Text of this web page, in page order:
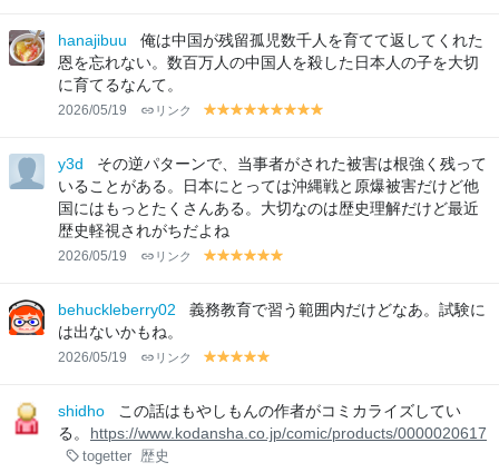
lo
w
lo
w
lo
w
lo
w
lo
w
lo
w
lo
w
lo
w
lo
w
lo
w
lo
w
hanajibuu
俺は中国が残留孤児数千人を育てて返してくれた
恩を忘れない。数百万人の中国人を殺した日本人の子を大切
に育てるなんて。
2026/05/19 リンク
y
lo
w
y
lo
w
y
lo
w
y
lo
y
lo
w
y
lo
w
y
lo
w
y
lo
w
lo
w
y3d
その逆パターンで、当事者がされた被害は根強く残って
いることがある。日本にとっては沖縄戦と原爆被害だけど他
国にはもっとたくさんある。大切なのは歴史理解だけど最近
歴史軽視されがちだよね
2026/05/19 リンク
y
lo
y
lo
y
lo
y
lo
y
lolo
behuckleberry02
義務教育で習う範囲内だけどなあ。試験に
は出ないかもね。
2026/05/19 リンク
y
lo
w
y
w
y
lo
w
y
lo
w
lo
w
shidho
この話はもやしもんの作者がコミカライズしてい
る。
https://www.kodansha.co.jp/comic/products/0000020617
togetter 歴史